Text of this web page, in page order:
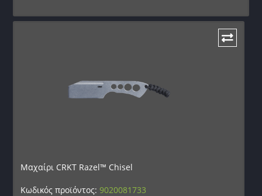
Μαχαίρι CRKT Razel™ Chisel
Κωδικός προϊόντος:9020081733